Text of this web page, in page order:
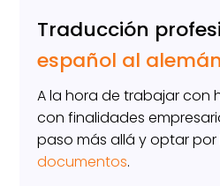
Traducción
español al alemán
A la hora de trabajar con
con finalidades
paso más allá y optar
documentos.